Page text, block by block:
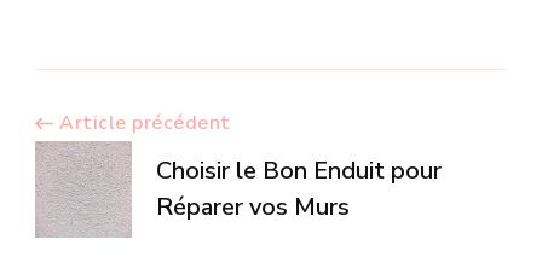
Navigation
d’article
Article précédent
Choisir le Bon Enduit pour
Réparer vos Murs